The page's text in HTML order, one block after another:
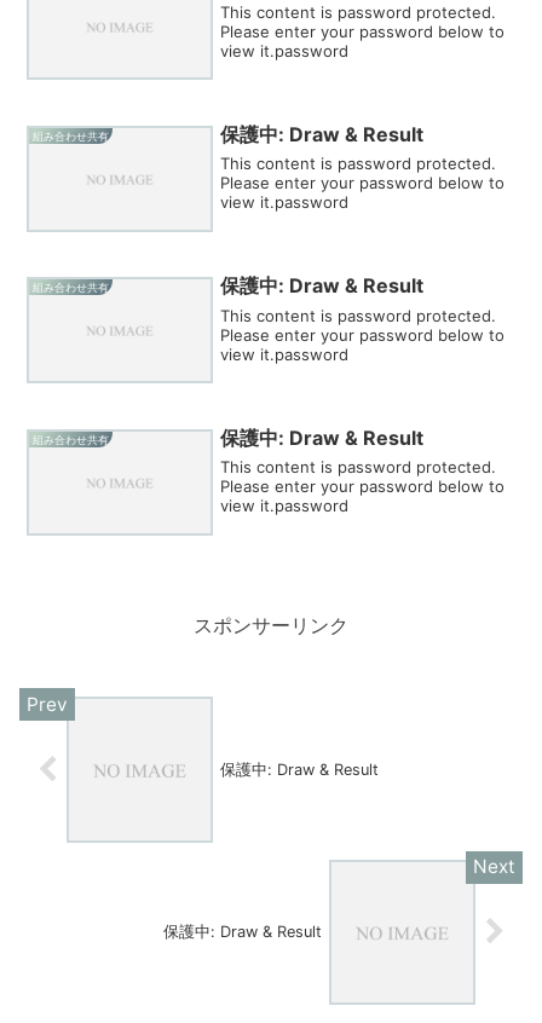
This content is password protected.
Please enter your password below to
view it.password
組み合わせ共有 保護中: Draw & Result
This content is password protected.
Please enter your password below to
view it.password
組み合わせ共有 保護中: Draw & Result
This content is password protected.
Please enter your password below to
view it.password
組み合わせ共有 保護中: Draw & Result
This content is password protected.
Please enter your password below to
view it.password
スポンサーリンク
保護中: Draw & Result
保護中: Draw & Result